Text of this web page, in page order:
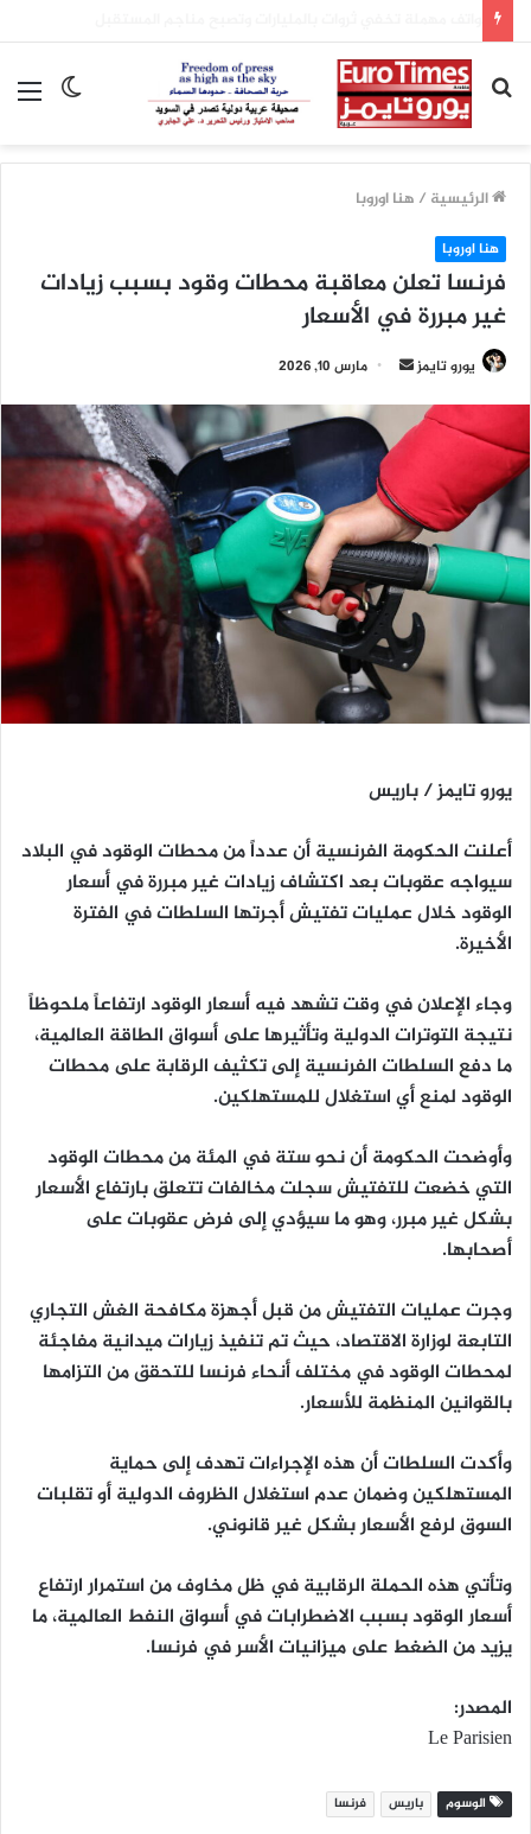
الوضع
بحث
عن
الرئيسية / هنا اوروبا
هنا اوروبا
فرنسا تعلن معاقبة محطات وقود بسبب زيادات
غير مبررة في الأسعار
يورو تايمز
أرسل
إلكترونيا
مارس 10, 2026
يورو تايمز / باريس
أعلنت الحكومة الفرنسية أن عدداً من محطات الوقود في البلاد
سيواجه عقوبات بعد اكتشاف زيادات غير مبررة في أسعار
الوقود خلال عمليات تفتيش أجرتها السلطات في الفترة
الأخيرة.
وجاء الإعلان في وقت تشهد فيه أسعار الوقود ارتفاعاً ملحوظاً
نتيجة التوترات الدولية وتأثيرها على أسواق الطاقة العالمية،
ما دفع السلطات الفرنسية إلى تكثيف الرقابة على محطات
الوقود لمنع أي استغلال للمستهلكين.
وأوضحت الحكومة أن نحو ستة في المئة من محطات الوقود
التي خضعت للتفتيش سجلت مخالفات تتعلق بارتفاع الأسعار
بشكل غير مبرر، وهو ما سيؤدي إلى فرض عقوبات على
أصحابها.
وجرت عمليات التفتيش من قبل أجهزة مكافحة الغش التجاري
التابعة لوزارة الاقتصاد، حيث تم تنفيذ زيارات ميدانية مفاجئة
لمحطات الوقود في مختلف أنحاء فرنسا للتحقق من التزامها
بالقوانين المنظمة للأسعار.
وأكدت السلطات أن هذه الإجراءات تهدف إلى حماية
المستهلكين وضمان عدم استغلال الظروف الدولية أو تقلبات
السوق لرفع الأسعار بشكل غير قانوني.
وتأتي هذه الحملة الرقابية في ظل مخاوف من استمرار ارتفاع
أسعار الوقود بسبب الاضطرابات في أسواق النفط العالمية، ما
يزيد من الضغط على ميزانيات الأسر في فرنسا.
المصدر:
Le Parisien
الوسوم باريس فرنسا